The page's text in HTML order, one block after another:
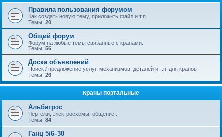
с
Правила пользования форумом
Как создать новую тему, приложить файл и т.п.
Темы: 20
Общий форум
Форум на любые темы связанные с кранами.
Темы: 56
Доска объявлений
Поиск / предложение услуг, механизмов, деталей и т.п. для кранов
Темы: 26
Краны портальные
Альбатрос
Чертежи, электросхемы, общение...
Темы: 84
Ганц 5/6–30